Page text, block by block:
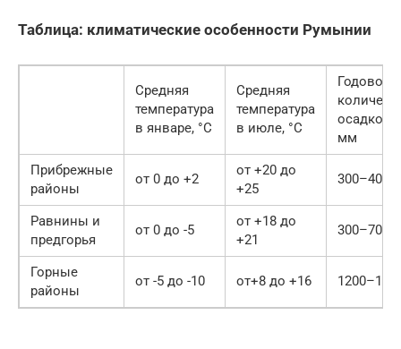
Таблица: климатические особенности Румынии
Средняя
температура
в январе, °C
Средняя
температура
в июле, °C
Годовое
осадков,
мм
Прибрежные
районы
от 0 до +2
от +20 до
+25
300–400
Равнины и
предгорья
от 0 до -5
от +18 до
+21
300–700
Горные
районы
от -5 до -10 от+8 до +16